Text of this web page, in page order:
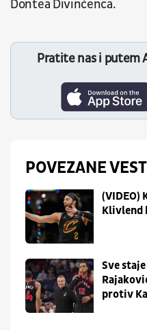
Dontea Divinćenca.
Pratite nas i putem
POVEZANE
(VIDEO)
Klivlend
Sve
protiv